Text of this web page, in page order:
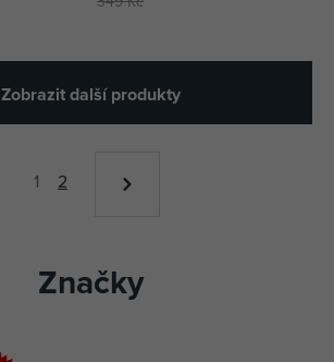
Zobrazit další produkty
1 2
Značky